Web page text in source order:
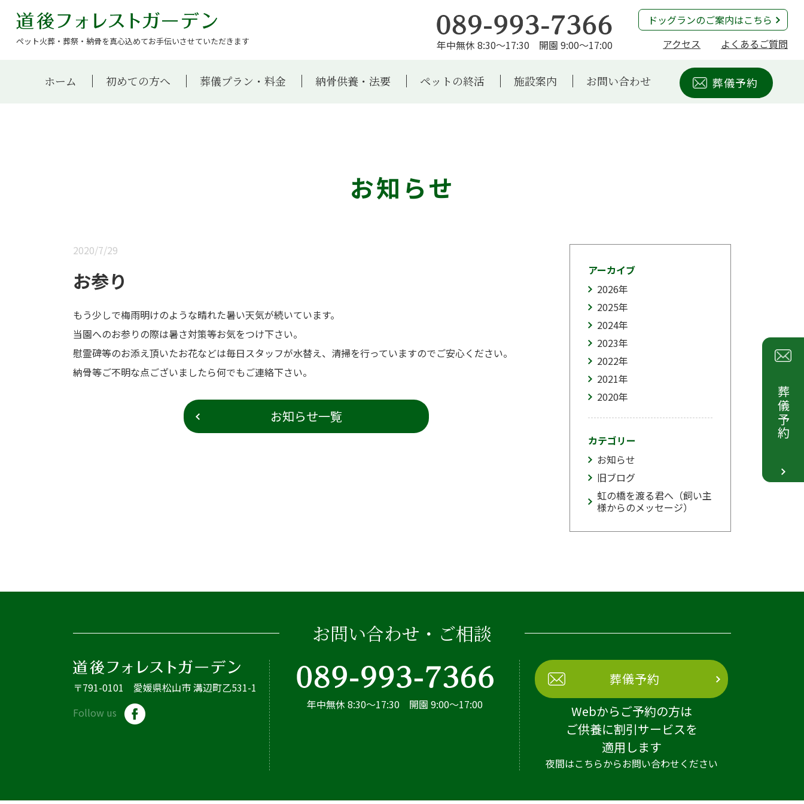
ペット火葬・葬祭・納骨を真心込めてお手伝いさせていただきます 年中無休 8:30～17:30 開園 9:00～17:00
ドッグランのご案内はこちら
アクセス
よくあるご質問
ホーム 初めての方へ 葬儀プラン・料金 納骨供養・法要 ペットの終活 施設案内 お問い合わせ 葬儀予約
お知らせ
2020/7/29
お参り
もう少しで梅雨明けのような晴れた暑い天気が続いています。
当園へのお参りの際は暑さ対策等お気をつけ下さい。
慰霊碑等のお添え頂いたお花などは毎日スタッフが水替え、清掃を行っていますのでご安心ください。
納骨等ご不明な点ございましたら何でもご連絡下さい。
お知らせ一覧
アーカイブ
2026年
2025年
2024年
2023年
2022年
2021年
2020年
カテゴリー
お知らせ
旧ブログ
虹の橋を渡る君へ（飼い主
様からのメッセージ）
葬儀予約
お問い合わせ・ご相談
〒791-0101 愛媛県松山市 溝辺町乙531-1
Follow us
年中無休 8:30～17:30 開園 9:00～17:00
葬儀予約
Webからご予約の方は
ご供養に割引サービスを
適用します
夜間はこちらからお問い合わせください